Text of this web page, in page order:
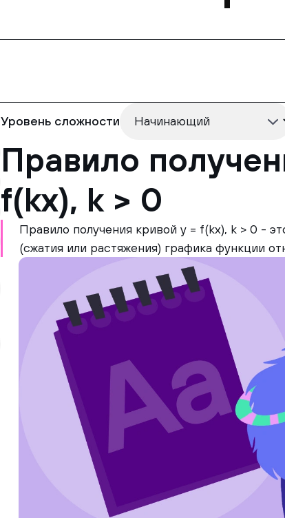
Уровень сложности
Правило
f(kx), k > 0
Правило получения кривой y = f(kx), k > 0 -
(сжатия или растяжения) графика функции